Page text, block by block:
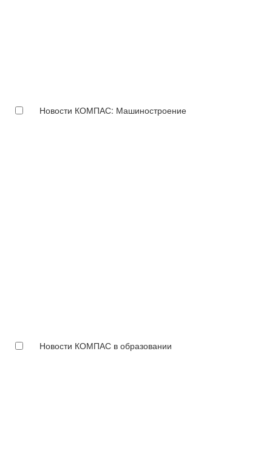
Новости КОМПАС: Машиностроение
Новости КОМПАС в образовании